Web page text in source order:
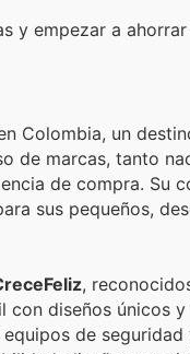
y empezar a ahorrar
Colombia, un
de marcas, tanto
de compra. Su
sus pequeños,
,
con diseños únicos
equipos de